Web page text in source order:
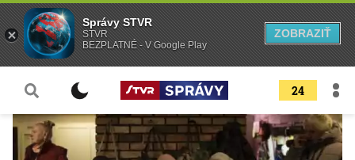
24
Správy STVR
STVR
BEZPLATNÉ - V Google Play
ZOBRAZIŤ